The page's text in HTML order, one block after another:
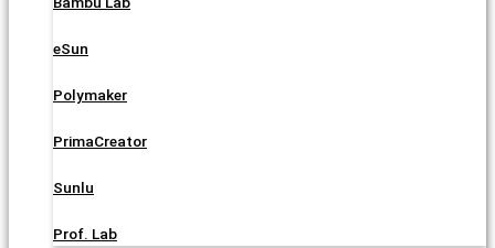
eSun
Polymaker
PrimaCreator
Sunlu
Prof. Lab